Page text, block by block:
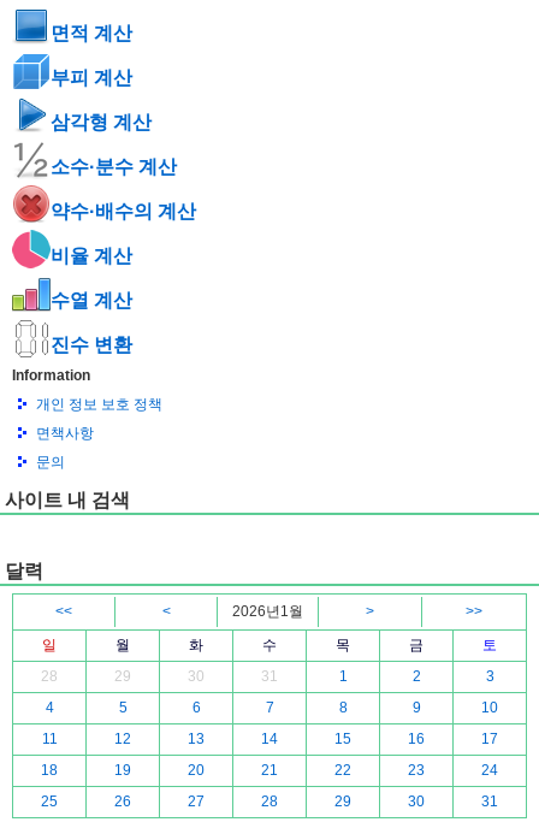
면적 계산
부피 계산
삼각형 계산
소수·분수 계산
약수·배수의 계산
비율 계산
수열 계산
진수 변환
Information
개인 정보 보호 정책
면책사항
문의
사이트 내 검색
달력
<< < 2026년1월 >
>>
일
월 화 수 목 금
토
28
29 30 31 1 2
3
4
5 6 7 8 9
10
11
12 13 14 15 16
17
18
19 20 21 22 23
24
25
26 27 28 29 30 31